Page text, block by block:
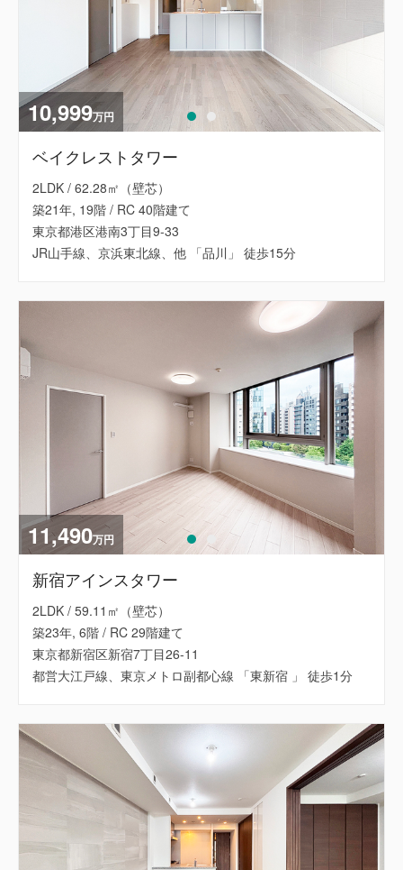
10,999万円
ベイクレストタワー
2LDK / 62.28㎡（壁芯）
築21年, 19階 / RC 40階建て
東京都港区港南3丁目9-33
JR山手線、京浜東北線、他 「品川」 徒歩15分
11,490万円
新宿アインスタワー
2LDK / 59.11㎡（壁芯）
築23年, 6階 / RC 29階建て
東京都新宿区新宿7丁目26-11
都営大江戸線、東京メトロ副都心線 「東新宿 」 徒歩1分